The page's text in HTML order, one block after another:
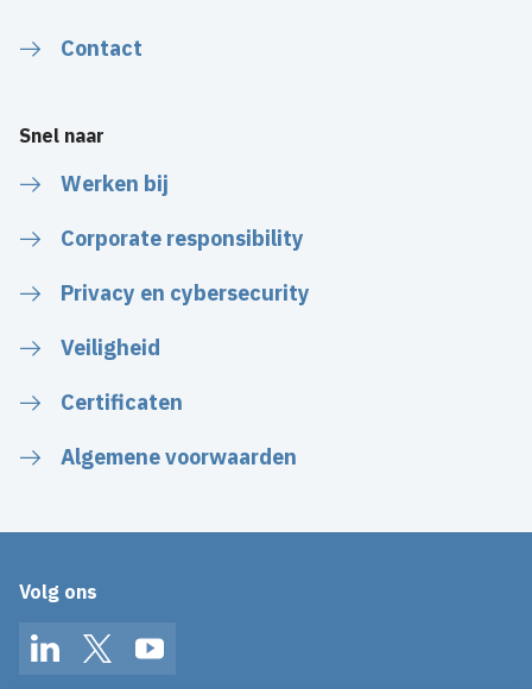
Contact
Snel naar
Werken bij
Corporate responsibility
Privacy en cybersecurity
Veiligheid
Certificaten
Algemene voorwaarden
Volg ons
LinkedInTwitterYouTube